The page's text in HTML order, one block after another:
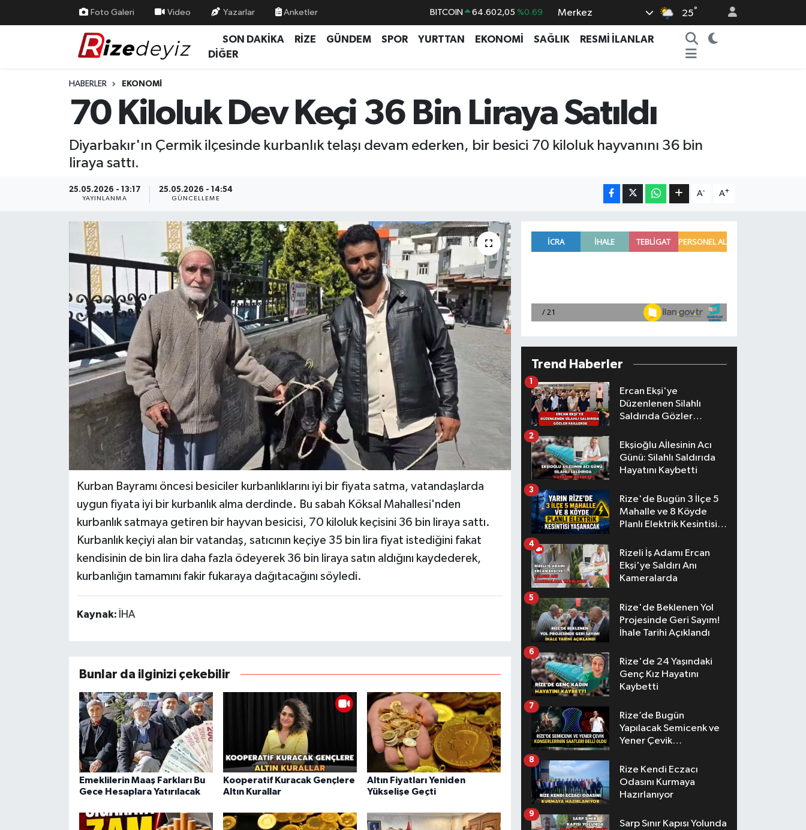
Foto Galeri Video Yazarlar Anketler BITCOIN 64.602,05 %0.69
DOLAR 47,5986 %0.06
GRAM ALTIN 6513.94
BİST100 13.768 %48
Merkez 25°
SON DAKİKA RİZE GÜNDEM SPOR YURTTAN EKONOMİ SAĞLIK
RESMİ İLANLAR
DİĞER
HABERLER EKONOMI
70 Kiloluk Dev Keçi 36 Bin Liraya Satıldı
Diyarbakır'ın Çermik ilçesinde kurbanlık telaşı devam ederken, bir besici 70 kiloluk hayvanını 36 bin
liraya sattı.
25.05.2026 - 13:17
YAYINLANMA
25.05.2026 - 14:54
GÜNCELLEME
A- A+
Kurban Bayramı öncesi besiciler kurbanlıklarını iyi bir fiyata satma, vatandaşlarda
uygun fiyata iyi bir kurbanlık alma derdinde. Bu sabah Köksal Mahallesi'nden
kurbanlık satmaya getiren bir hayvan besicisi, 70 kiloluk keçisini 36 bin liraya sattı.
Kurbanlık keçiyi alan bir vatandaş, satıcının keçiye 35 bin lira fiyat istediğini fakat
kendisinin de bin lira daha fazla ödeyerek 36 bin liraya satın aldığını kaydederek,
kurbanlığın tamamını fakir fukaraya dağıtacağını söyledi.
Kaynak: İHA
Bunlar da ilginizi çekebilir
Emeklilerin Maaş Farkları Bu
Gece Hesaplara Yatırılacak
Kooperatif Kuracak Gençlere
Altın Kurallar
Altın Fiyatları Yeniden
Yükselişe Geçti
Trend Haberler
Ercan Ekşi'ye
Düzenlenen Silahlı
Saldırıda Gözler
1
Ekşioğlu Aİlesinin Acı
Günü: Silahlı Saldırıda
Hayatını Kaybetti
2
Rize'de Bugün 3 İlçe 5
Mahalle ve 8 Köyde
Planlı Elektrik Kesintisi
3
Rizeli İş Adamı Ercan
Ekşi'ye Saldırı Anı
Kameralarda
4
Rize'de Beklenen Yol
Projesinde Geri Sayım!
İhale Tarihi Açıklandı
5
Rize'de 24 Yaşındaki
Genç Kız Hayatını
Kaybetti
6
Rize’de Bugün
Yapılacak Semicenk ve
Yener Çevik
Belli Oldu
7
Rize Kendi Eczacı
Odasını Kurmaya
Hazırlanıyor
8
Sarp Sınır Kapısı Yolunda
9
Yurttan Haberler
Teknoloji
Rize Nöbetçi Eczaneler
Rize Trafik Yoğunluk Haritası
Tüm Manşetler
Son Dakika Haberleri
Haber Arşivi